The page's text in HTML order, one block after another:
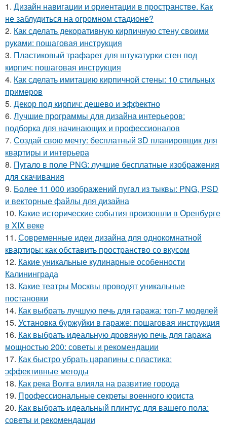
1. Дизайн навигации и ориентации в пространстве. Как
не заблудиться на огромном стадионе?
2. Как сделать декоративную кирпичную стену своими
руками: пошаговая инструкция
3. Пластиковый трафарет для штукатурки стен под
кирпич: пошаговая инструкция
4. Как сделать имитацию кирпичной стены: 10 стильных
примеров
5. Декор под кирпич: дешево и эффектно
6. Лучшие программы для дизайна интерьеров:
подборка для начинающих и профессионалов
7. Создай свою мечту: бесплатный 3D планировщик для
квартиры и интерьера
8. Пугало в поле PNG: лучшие бесплатные изображения
для скачивания
9. Более 11 000 изображений пугал из тыквы: PNG, PSD
и векторные файлы для дизайна
10. Какие исторические события произошли в Оренбурге
в XIX веке
11. Современные идеи дизайна для однокомнатной
квартиры: как обставить пространство со вкусом
12. Какие уникальные кулинарные особенности
Калининграда
13. Какие театры Москвы проводят уникальные
постановки
14. Как выбрать лучшую печь для гаража: топ-7 моделей
15. Установка буржуйки в гараже: пошаговая инструкция
16. Как выбрать идеальную дровяную печь для гаража
мощностью 200: советы и рекомендации
17. Как быстро убрать царапины с пластика:
эффективные методы
18. Как река Волга влияла на развитие города
19. Профессиональные секреты военного юриста
20. Как выбрать идеальный плинтус для вашего пола:
советы и рекомендации